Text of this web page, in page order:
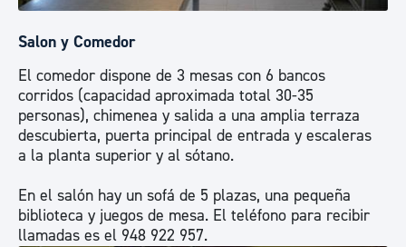
Salon y Comedor
El comedor dispone de 3 mesas con 6 bancos
corridos (capacidad aproximada total 30-35
personas), chimenea y salida a una amplia terraza
descubierta, puerta principal de entrada y escaleras
a la planta superior y al sótano.
En el salón hay un sofá de 5 plazas, una pequeña
biblioteca y juegos de mesa. El teléfono para recibir
llamadas es el 948 922 957.